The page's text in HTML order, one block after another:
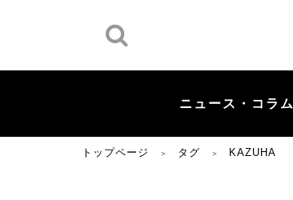
ニュース・コラム
トップページ ＞ タグ ＞ KAZUHA